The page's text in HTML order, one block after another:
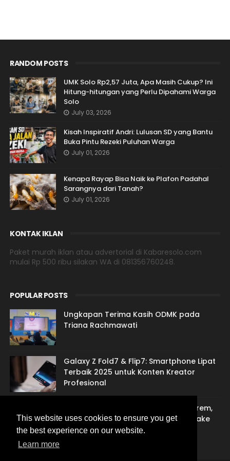
This website uses cookies to ensure you get
the best experience on our website.
Learn more
RANDOM POSTS
UMK Solo Rp2,57 Juta, Apa Masih Cukup? Ini
Hitung-hitungan yang Perlu Dipahami Warga
Solo
July 03, 2026
Kisah Inspiratif Andri: Lulusan SD yang Bantu
Buka Pintu Rezeki Puluhan Warga
July 01, 2026
Kenapa Rayap Bisa Naik ke Plafon Padahal
Sarangnya dari Tanah?
July 01, 2026
KONTAK IKLAN
Paket murah iklan atau advertorial di Kabaresolo.com
mulai Rp 500 ribu silakan WA di 081356760248.
POPULAR POSTS
Ungkapan Terima Kasih ODMK pada
Triana Rachmawati
Galaxy Z Fold7 & Flip7: Smartphone Lipat
Terbaik 2025 untuk Konten Kreator
Profesional
Jasa Sulih Suara Jawa: Suarane Marem,
Gandem Nengsemake lan Nentremake